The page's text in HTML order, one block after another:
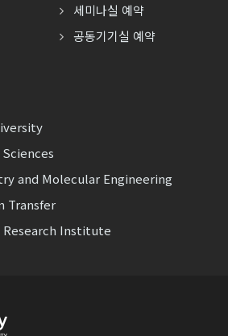
세미나실 예약
공동기기실 예약
and Molecular Engineering
Transfer
Institute